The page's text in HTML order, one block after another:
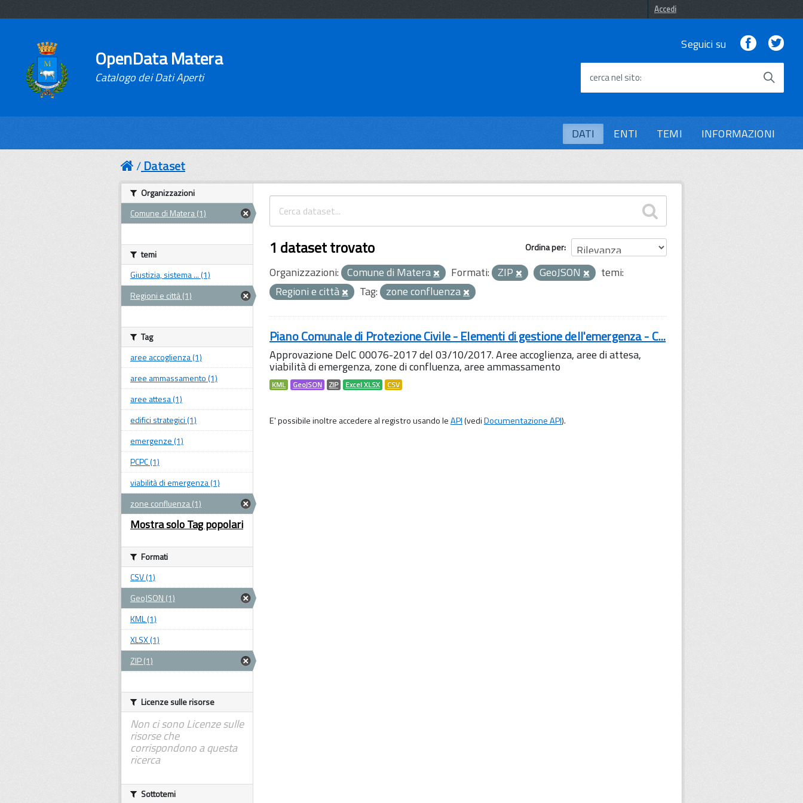
Accedi
OpenData Matera
Catalogo dei Dati Aperti
Seguici su Facebook
cerca nel sito
DATI ENTI TEMI INFORMAZIONI
Dataset
Ordina per
1 dataset trovato
Organizzazioni: Comune di Matera Formati: ZIP GeoJSON
temi:
Regioni e città
Tag: zone confluenza
Piano Comunale di Protezione Civile - Elementi di gestione dell'emergenza - C...
Approvazione DelC 00076-2017 del 03/10/2017. Aree accoglienza, aree di attesa,
viabilità di emergenza, zone di confluenza, aree ammassamento
KML GeoJSON ZIP Excel XLSX CSV
E' possibile inoltre accedere al registro usando leAPI(vediDocumentazione API).
Organizzazioni
Comune di Matera (1)
temi
Giustizia, sistema ... (1)
Regioni e città (1)
Tag
aree accoglienza (1)
aree ammassamento (1)
aree attesa (1)
edifici strategici (1)
emergenze (1)
PCPC (1)
viabilità di emergenza (1)
zone confluenza (1)
Mostra solo Tag popolari
Formati
CSV (1)
GeoJSON (1)
KML (1)
XLSX (1)
ZIP (1)
Licenze sulle risorse
Non ci sono Licenze sulle
risorse che
corrispondono a questa
ricerca
Sottotemi